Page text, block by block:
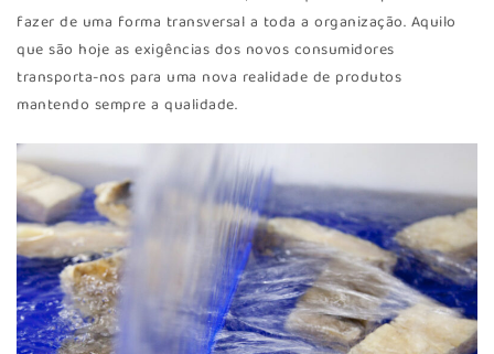
fazer de uma forma transversal a toda a organização. Aquilo
que são hoje as exigências dos novos consumidores
transporta-nos para uma nova realidade de produtos
mantendo sempre a qualidade.